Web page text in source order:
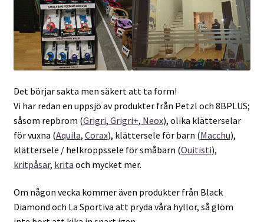
Det börjar sakta men säkert att ta form!
Vi har redan en uppsjö av produkter från Petzl och 8BPLUS;
såsom repbrom (Grigri, Grigri+, Neox), olika klätterselar
för vuxna (Aquila, Corax), klättersele för barn (Macchu),
klättersele / helkroppssele för småbarn (Ouitisti),
kritpåsar, krita och mycket mer.
Om någon vecka kommer även produkter från Black
Diamond och La Sportiva att pryda våra hyllor, så glöm